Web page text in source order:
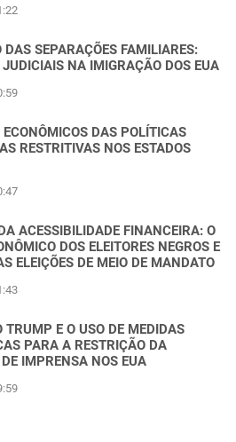
DAS SEPARAÇÕES FAMILIARES:
JUDICIAIS NA IMIGRAÇÃO DOS EUA
ECONÔMICOS DAS POLÍTICAS
RESTRITIVAS NOS ESTADOS
ACESSIBILIDADE FINANCEIRA: O
DOS ELEITORES NEGROS E
ELEIÇÕES DE MEIO DE MANDATO
TRUMP E O USO DE MEDIDAS
PARA A RESTRIÇÃO DA
IMPRENSA NOS EUA